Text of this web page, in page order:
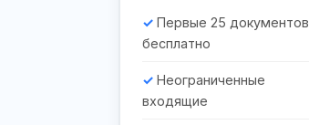
Первые 25 документов
бесплатно
Неограниченные
входящие